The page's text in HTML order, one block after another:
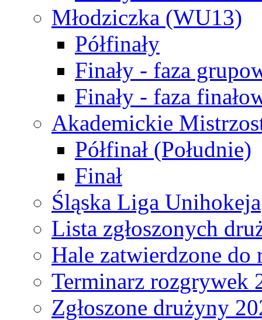
Młodziczka (WU13)
Półfinały
Finały - faza
Finały - faza
Akademickie
Półfinał (Południe)
Finał
Śląska Liga Unihokeja
Lista zgłoszonych
Hale zatwierdzone do
Terminarz rozgrywek
Zgłoszone drużyny